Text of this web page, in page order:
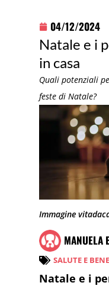
04/12/2024
Natale e i
in casa
Quali potenziali
feste di Natale?
Immagine
MANUELA
SALUTE E
Natale e i